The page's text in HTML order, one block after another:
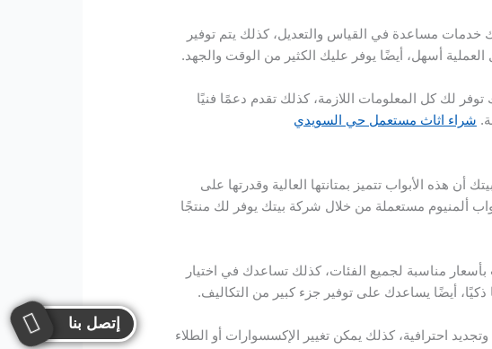
خدمات مساعدة في القياس والتعديل، كذلك يتم توفير
أسهل، أيضًا يوفر عليك الكثير من الوقت والجهد.
لك كل المعلومات اللازمة، كذلك تقدم دعمًا فنيًا
شراء اثاث مستعمل حي السويدي
هذه الأبواب تتميز بمتانتها العالية وقدرتها على
ألمنيوم مستعملة من خلال شركة بيتك يوفر لك منتجًا
مناسبة لجميع الفئات، كذلك تساعدك في اختيار
أيضًا يساعدك على توفير جزء كبير من التكاليف.
احترافية، كذلك يمكن تغيير الإكسسوارات أو الطلاء
إتصل بنا